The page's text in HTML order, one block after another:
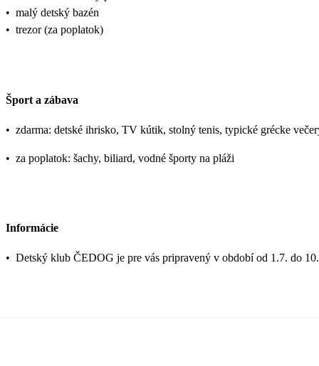
• malý detský bazén
• trezor (za poplatok)
Šport a zábava
• zdarma: detské ihrisko, TV kútik, stolný tenis, typické grécke
• za poplatok: šachy, biliard, vodné športy na pláži
Informácie
• Detský klub ČEDOG je pre vás pripravený v období od 1.7. do